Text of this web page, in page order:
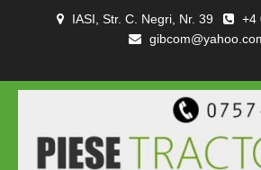
IASI, Str. C. Negri, Nr. 39
+4
SI
COMBINE
NOI
DE
SI